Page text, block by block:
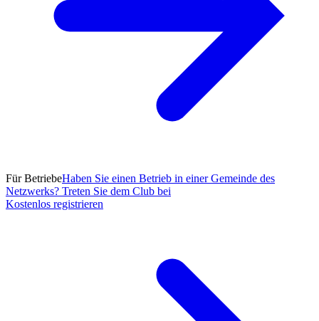
Für BetriebeHaben Sie einen Betrieb in einer Gemeinde des
Netzwerks? Treten Sie dem Club bei
Kostenlos registrieren